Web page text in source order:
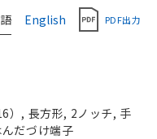
English PDF出力
）, 長方形, 2ノッチ, 手
だづけ端子